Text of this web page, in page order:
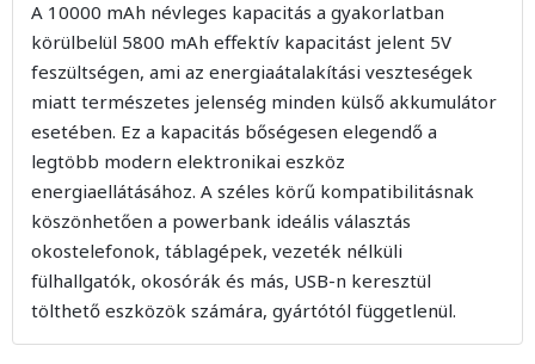
A 10000 mAh névleges kapacitás a gyakorlatban
körülbelül 5800 mAh effektív kapacitást jelent 5V
feszültségen, ami az energiaátalakítási veszteségek
miatt természetes jelenség minden külső akkumulátor
esetében. Ez a kapacitás bőségesen elegendő a
legtöbb modern elektronikai eszköz
energiaellátásához. A széles körű kompatibilitásnak
köszönhetően a powerbank ideális választás
okostelefonok, táblagépek, vezeték nélküli
fülhallgatók, okosórák és más, USB-n keresztül
tölthető eszközök számára, gyártótól függetlenül.